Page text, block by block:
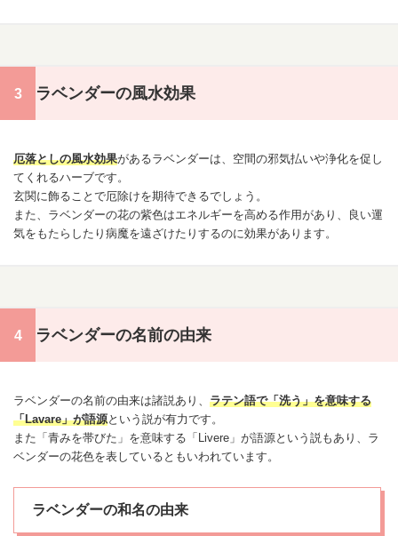
ラベンダーの風水効果
厄落としの風水効果があるラベンダーは、空間の邪気払いや浄化を促し
てくれるハーブです。
玄関に飾ることで厄除けを期待できるでしょう。
また、ラベンダーの花の紫色はエネルギーを高める作用があり、良い運
気をもたらしたり病魔を遠ざけたりするのに効果があります。
ラベンダーの名前の由来
ラベンダーの名前の由来は諸説あり、 ラテン語で「洗う」を意味する
「Lavare」が語源という説が有力です。
また「青みを帯びた」を意味する「Livere」が語源という説もあり、ラ
ベンダーの花色を表しているともいわれています。
ラベンダーの和名の由来